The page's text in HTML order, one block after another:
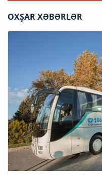
OXŞAR XƏBƏRLƏR